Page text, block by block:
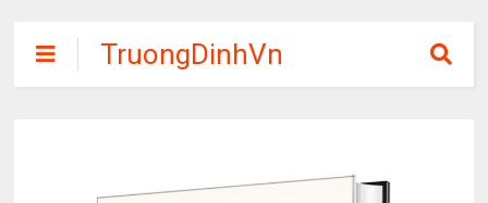
TruongDinhVn
Chia sẽ ebook,
tập miễn phí